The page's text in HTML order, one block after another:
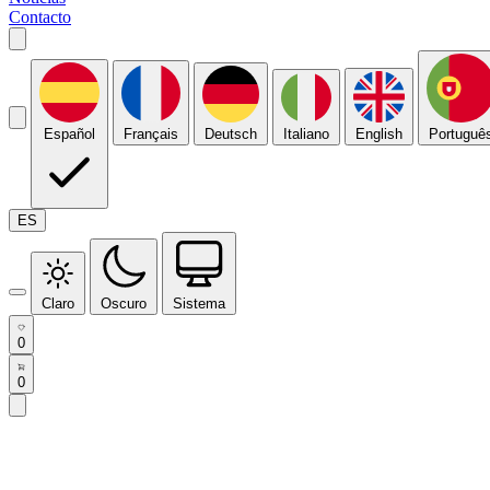
Contacto
Español Français Deutsch Italiano English
ES
Claro Oscuro Sistema
0
0